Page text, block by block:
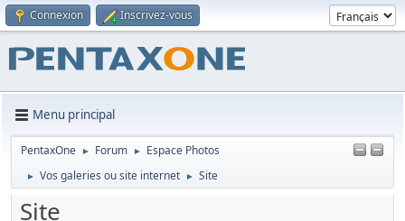
Connexion Inscrivez-vous
Menu principal
PentaxOne ► Forum ► Espace Photos
► Vos galeries ou site internet ► Site
Site